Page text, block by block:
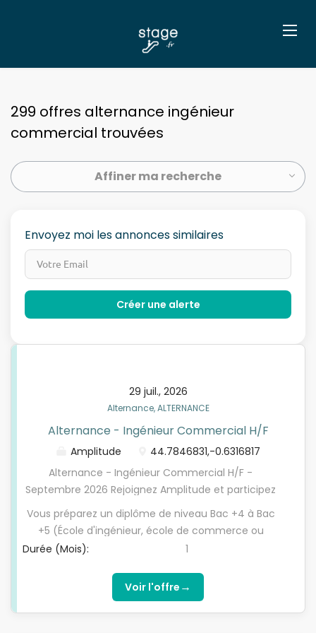
299 offres alternance ingénieur
commercial trouvées
Affiner ma recherche
Envoyez moi les annonces similaires
29 juil., 2026
Alternance, ALTERNANCE
Alternance - Ingénieur Commercial H/F
Amplitude
44.7846831,-0.6316817
Alternance - Ingénieur Commercial H/F -
Septembre 2026 Rejoignez Amplitude et participez
au développement commercial d'une entreprise
innovante ! Rattaché(e) au Responsable des
ventes Europe et intégré(e) à l'équipe
commerciale, vous participez activement au
développement commercial de votre périmètre et
contribuez à l'atteinte des objectifs de vente. Vous
Vous préparez un diplôme de niveau Bac +4 à Bac
+5 (École d'ingénieur, école de commerce ou
cursus universitaire) avec une spécialisation
idéalement : D'un anglais courant (écrit et oral) ;
D'une bonne maîtrise des techniques de vente et
de négociation ; D'une appétence pour les
Durée (Mois): 1
Voir l'offre →